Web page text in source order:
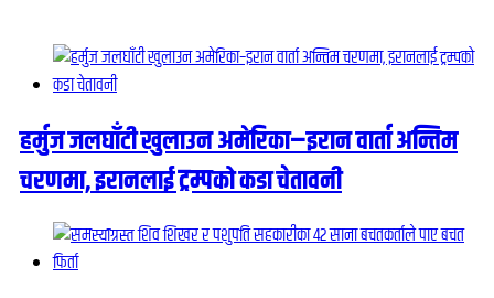
हर्मुज जलघाँटी खुलाउन अमेरिका–इरान वार्ता अन्तिम
चरणमा, इरानलाई ट्रम्पको कडा चेतावनी